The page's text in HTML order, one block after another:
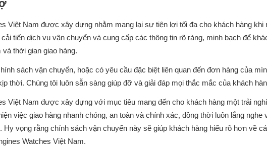
Việt Nam được xây dựng nhằm mang lại sự tiện lợi tối đa cho khách hàng khi
tiến dịch vụ vận chuyển và cung cấp các thông tin rõ ràng, minh bạch để
thời gian giao hàng.
sách vận chuyển, hoặc có yêu cầu đặc biệt liên quan đến đơn hàng của
thời. Chúng tôi luôn sẵn sàng giúp đỡ và giải đáp mọi thắc mắc của khách
Việt Nam được xây dựng với mục tiêu mang đến cho khách hàng một trải
việc giao hàng nhanh chóng, an toàn và chính xác, đồng thời luôn lắng nghe
vọng rằng chính sách vận chuyển này sẽ giúp khách hàng hiểu rõ hơn về
Watches Việt Nam.